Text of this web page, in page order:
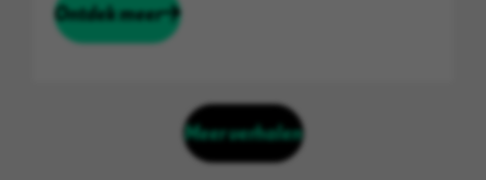
Ontdek meer
Meer verhalen